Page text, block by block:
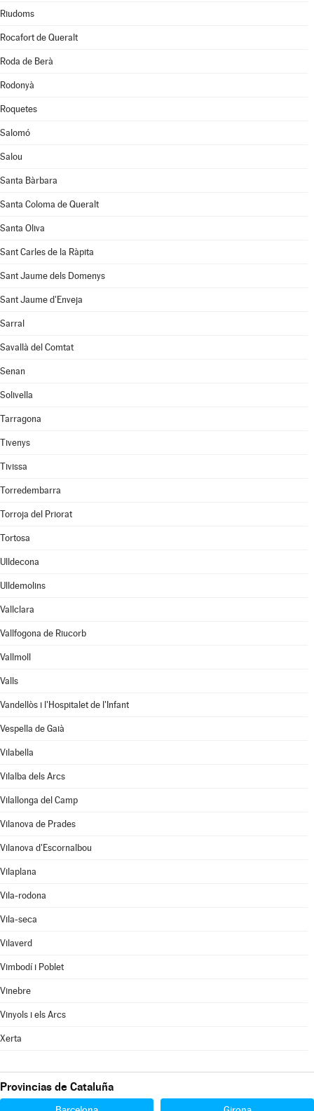
Riudoms
Rocafort de Queralt
Roda de Berà
Rodonyà
Roquetes
Salomó
Salou
Santa Bàrbara
Santa Coloma de Queralt
Santa Oliva
Sant Carles de la Ràpita
Sant Jaume dels Domenys
Sant Jaume d'Enveja
Sarral
Savallà del Comtat
Senan
Solivella
Tarragona
Tivenys
Tivissa
Torredembarra
Torroja del Priorat
Tortosa
Ulldecona
Ulldemolins
Vallclara
Vallfogona de Riucorb
Vallmoll
Valls
Vandellòs i l'Hospitalet de l'Infant
Vespella de Gaià
Vilabella
Vilalba dels Arcs
Vilallonga del Camp
Vilanova de Prades
Vilanova d'Escornalbou
Vilaplana
Vila-rodona
Vila-seca
Vilaverd
Vimbodí i Poblet
Vinebre
Vinyols i els Arcs
Xerta
Provincias de Cataluña